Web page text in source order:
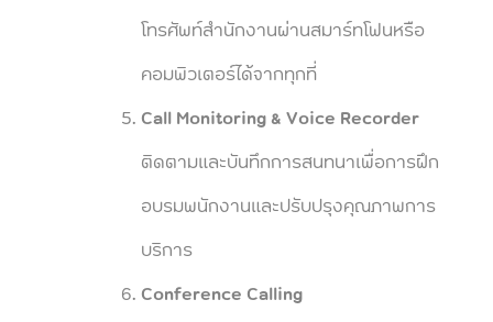
โทรศัพท์สำนักงานผ่านสมาร์ทโฟนหรือ
คอมพิวเตอร์ได้จากทุกที่
Call Monitoring & Voice Recorder
ติดตามและบันทึกการสนทนาเพื่อการฝึก
อบรมพนักงานและปรับปรุงคุณภาพการ
บริการ
Conference Calling